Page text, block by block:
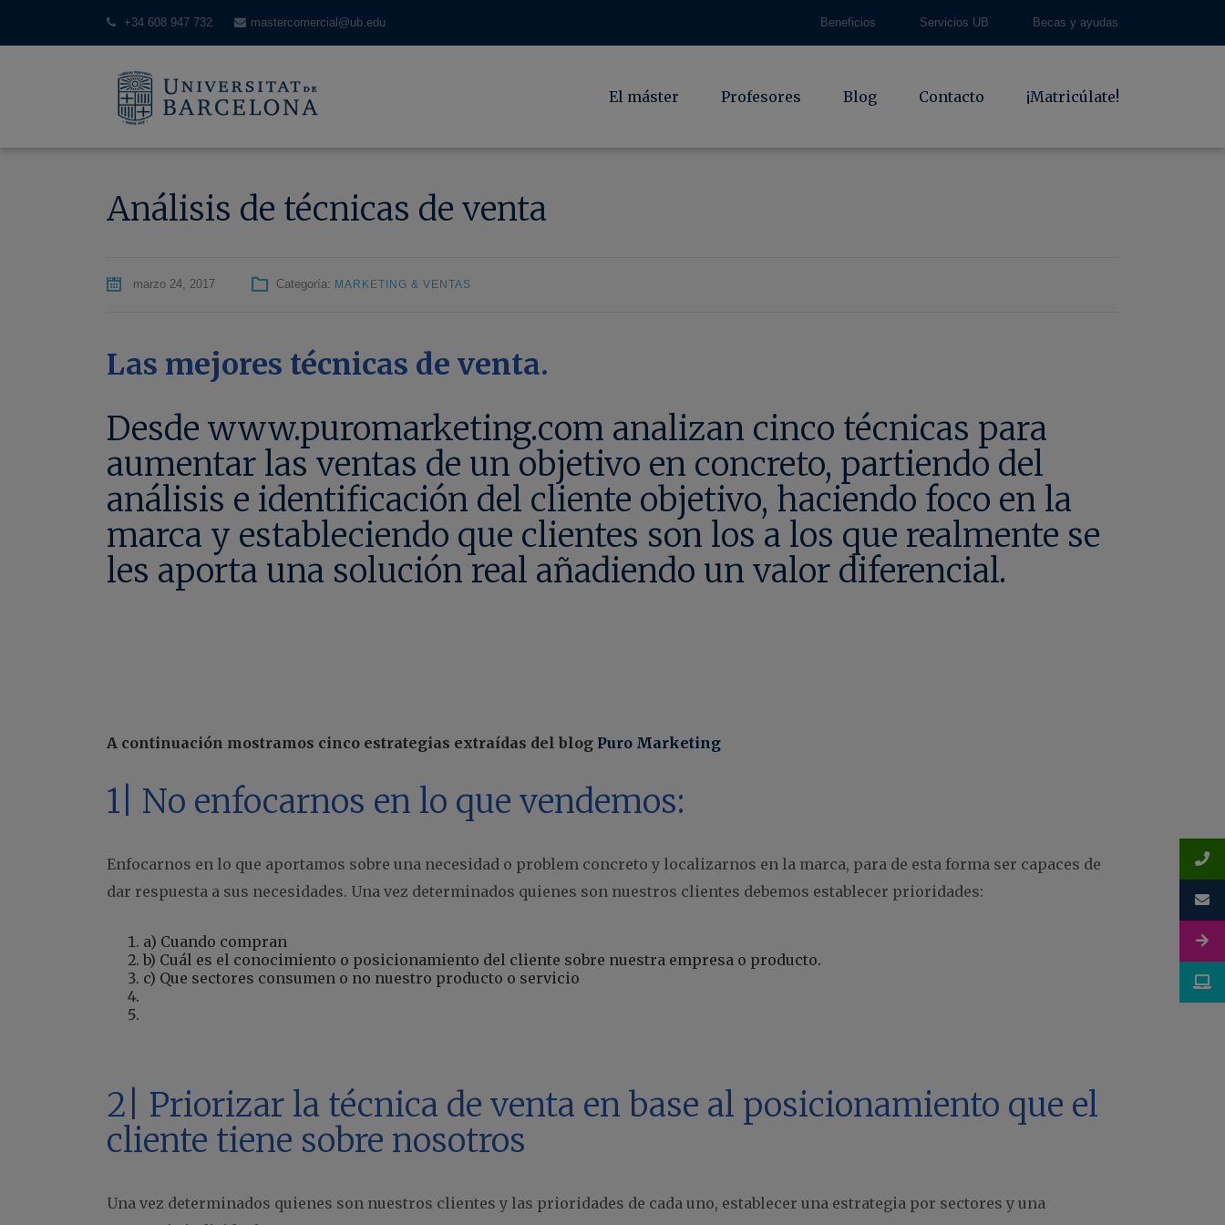
+34 608 947 732 mastercomercial@ub.edu Beneficios Servicios UB Becas y ayudas
El máster Profesores Blog Contacto ¡Matricúlate!
Análisis de técnicas de venta
marzo 24, 2017 Categoría: MARKETING & VENTAS
Las mejores técnicas de venta.
Desde www.puromarketing.com analizan cinco técnicas para
aumentar las ventas de un objetivo en concreto, partiendo del
análisis e identificación del cliente objetivo, haciendo foco en la
marca y estableciendo que clientes son los a los que realmente se
les aporta una solución real añadiendo un valor diferencial.
A continuación mostramos cinco estrategias extraídas del blog Puro Marketing
1| No enfocarnos en lo que vendemos:
Enfocarnos en lo que aportamos sobre una necesidad o problem concreto y localizarnos en la marca, para de esta forma ser capaces de
dar respuesta a sus necesidades. Una vez determinados quienes son nuestros clientes debemos establecer prioridades:
a) Cuando compran
b) Cuál es el conocimiento o posicionamiento del cliente sobre nuestra empresa o producto.
c) Que sectores consumen o no nuestro producto o servicio
2| Priorizar la técnica de venta en base al posicionamiento que el
cliente tiene sobre nosotros
Una vez determinados quienes son nuestros clientes y las prioridades de cada uno, establecer una estrategia por sectores y una